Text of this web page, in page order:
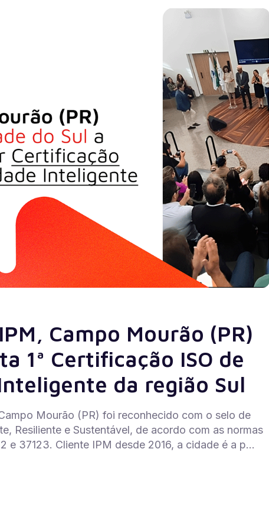
Campo Mourão (PR)
1ª Certificação ISO de
da região Sul
Mourão (PR) foi reconhecido com o selo de
Resiliente e Sustentável, de acordo com as normas
e 37123. Cliente IPM desde 2016, a cidade é a p...